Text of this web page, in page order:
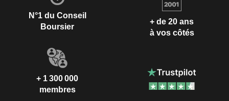
N°1 du Conseil
Boursier
+ de 20 ans
à vos côtés
+ 1 300 000
membres